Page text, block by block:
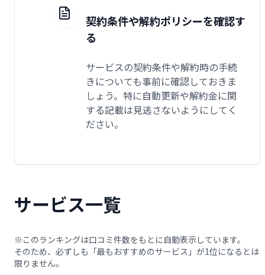
契約条件や解約ポリシーを確認す
る
サービスの契約条件や解約時の手続
きについても事前に確認しておきま
しょう。特に自動更新や解約金に関
する記載は見逃さないようにしてく
ださい。
サービス一覧
※このランキングは口コミ件数をもとに自動表示しています。
そのため、必ずしも「最もおすすめのサービス」が1位になるとは
限りません。